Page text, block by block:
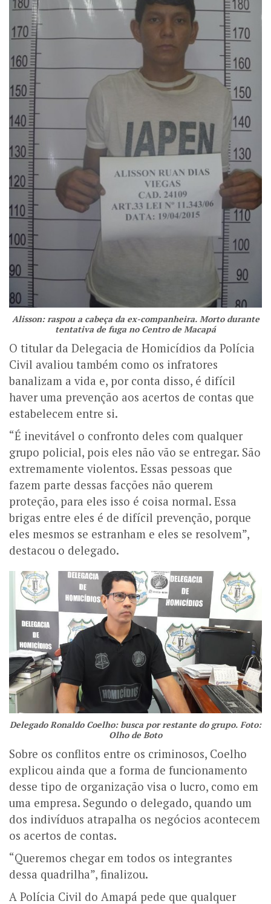
Alisson: raspou a cabeça da ex-companheira. Morto durante
tentativa de fuga no Centro de Macapá
O titular da Delegacia de Homicídios da Polícia
Civil avaliou também como os infratores
banalizam a vida e, por conta disso, é difícil
haver uma prevenção aos acertos de contas que
estabelecem entre si.
“É inevitável o confronto deles com qualquer
grupo policial, pois eles não vão se entregar. São
extremamente violentos. Essas pessoas que
fazem parte dessas facções não querem
proteção, para eles isso é coisa normal. Essa
brigas entre eles é de difícil prevenção, porque
eles mesmos se estranham e eles se resolvem”,
destacou o delegado.
Delegado Ronaldo Coelho: busca por restante do grupo. Foto:
Olho de Boto
Sobre os conflitos entre os criminosos, Coelho
explicou ainda que a forma de funcionamento
desse tipo de organização visa o lucro, como em
uma empresa. Segundo o delegado, quando um
dos indivíduos atrapalha os negócios acontecem
os acertos de contas.
“Queremos chegar em todos os integrantes
dessa quadrilha”, finalizou.
A Polícia Civil do Amapá pede que qualquer